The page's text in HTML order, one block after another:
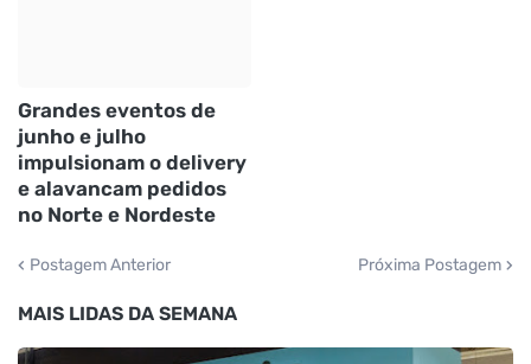
Grandes eventos de
junho e julho
impulsionam o delivery
e alavancam pedidos
no Norte e Nordeste
Postagem Anterior Próxima Postagem
MAIS LIDAS DA SEMANA